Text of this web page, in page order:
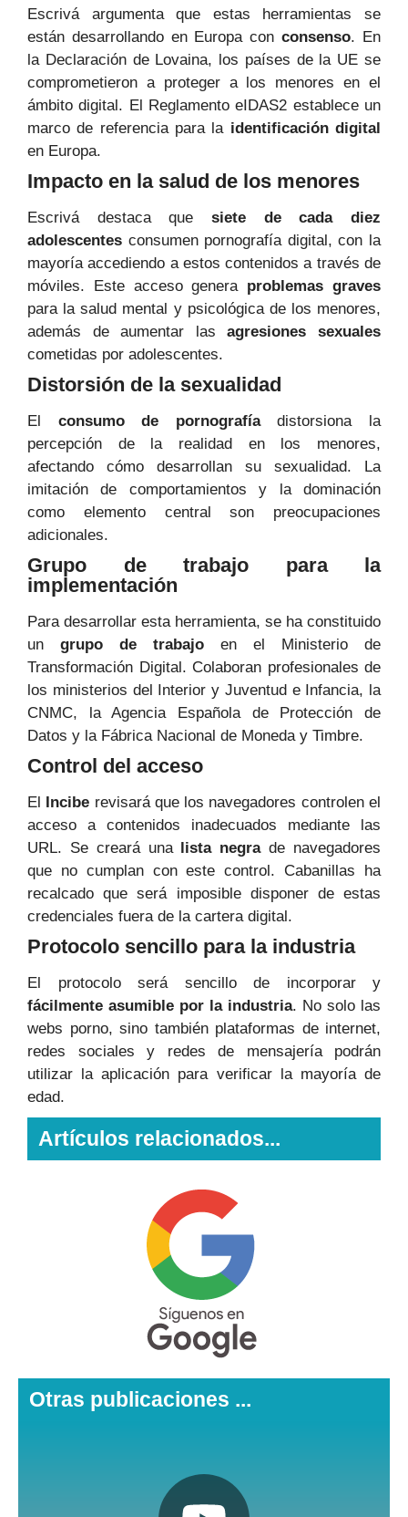
Escrivá argumenta que estas herramientas se
están desarrollando en Europa conconsenso. En
la Declaración de Lovaina, los países de la UE se
comprometieron a proteger a los menores en el
ámbito digital. El Reglamento eIDAS2 establece un
marco de referencia para la identificación digital
en Europa.
Impacto en la salud de los menores
Escrivá destaca que siete de cada diez
adolescentes consumen pornografía digital, con la
mayoría accediendo a estos contenidos a través de
móviles. Este acceso genera problemas graves
para la salud mental y psicológica de los menores,
además de aumentar lasagresiones sexuales
cometidas por adolescentes.
Distorsión de la sexualidad
El consumo de pornografíadistorsiona la
percepción de la realidad en los menores,
afectando cómo desarrollan su sexualidad. La
imitación de comportamientos y la dominación
como elemento central son preocupaciones
adicionales.
Grupo de trabajo para la
implementación
Para desarrollar esta herramienta, se ha constituido
un grupo de trabajo en el Ministerio de
Transformación Digital. Colaboran profesionales de
los ministerios del Interior y Juventud e Infancia, la
CNMC, la Agencia Española de Protección de
Datos y la Fábrica Nacional de Moneda y Timbre.
Control del acceso
El Incibe revisará que los navegadores controlen el
acceso a contenidos inadecuados mediante las
URL. Se creará una
lista negrade navegadores
que no cumplan con este control. Cabanillas ha
recalcado que será imposible disponer de estas
credenciales fuera de la cartera digital.
Protocolo sencillo para la industria
El protocolo será sencillo de incorporar y
fácilmente asumible por la industria. No solo las
webs porno, sino también plataformas de internet,
redes sociales y redes de mensajería podrán
utilizar la aplicación para verificar la mayoría de
edad.
Artículos relacionados...
Otras publicaciones ...